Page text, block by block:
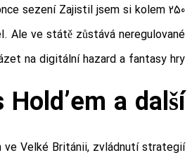
sezení Zajistil jsem si kolem 250
Ale ve státě zůstává neregulované
na digitální hazard a fantasy hry.
Hold’em a další
ve Velké Británii, zvládnutí strategií